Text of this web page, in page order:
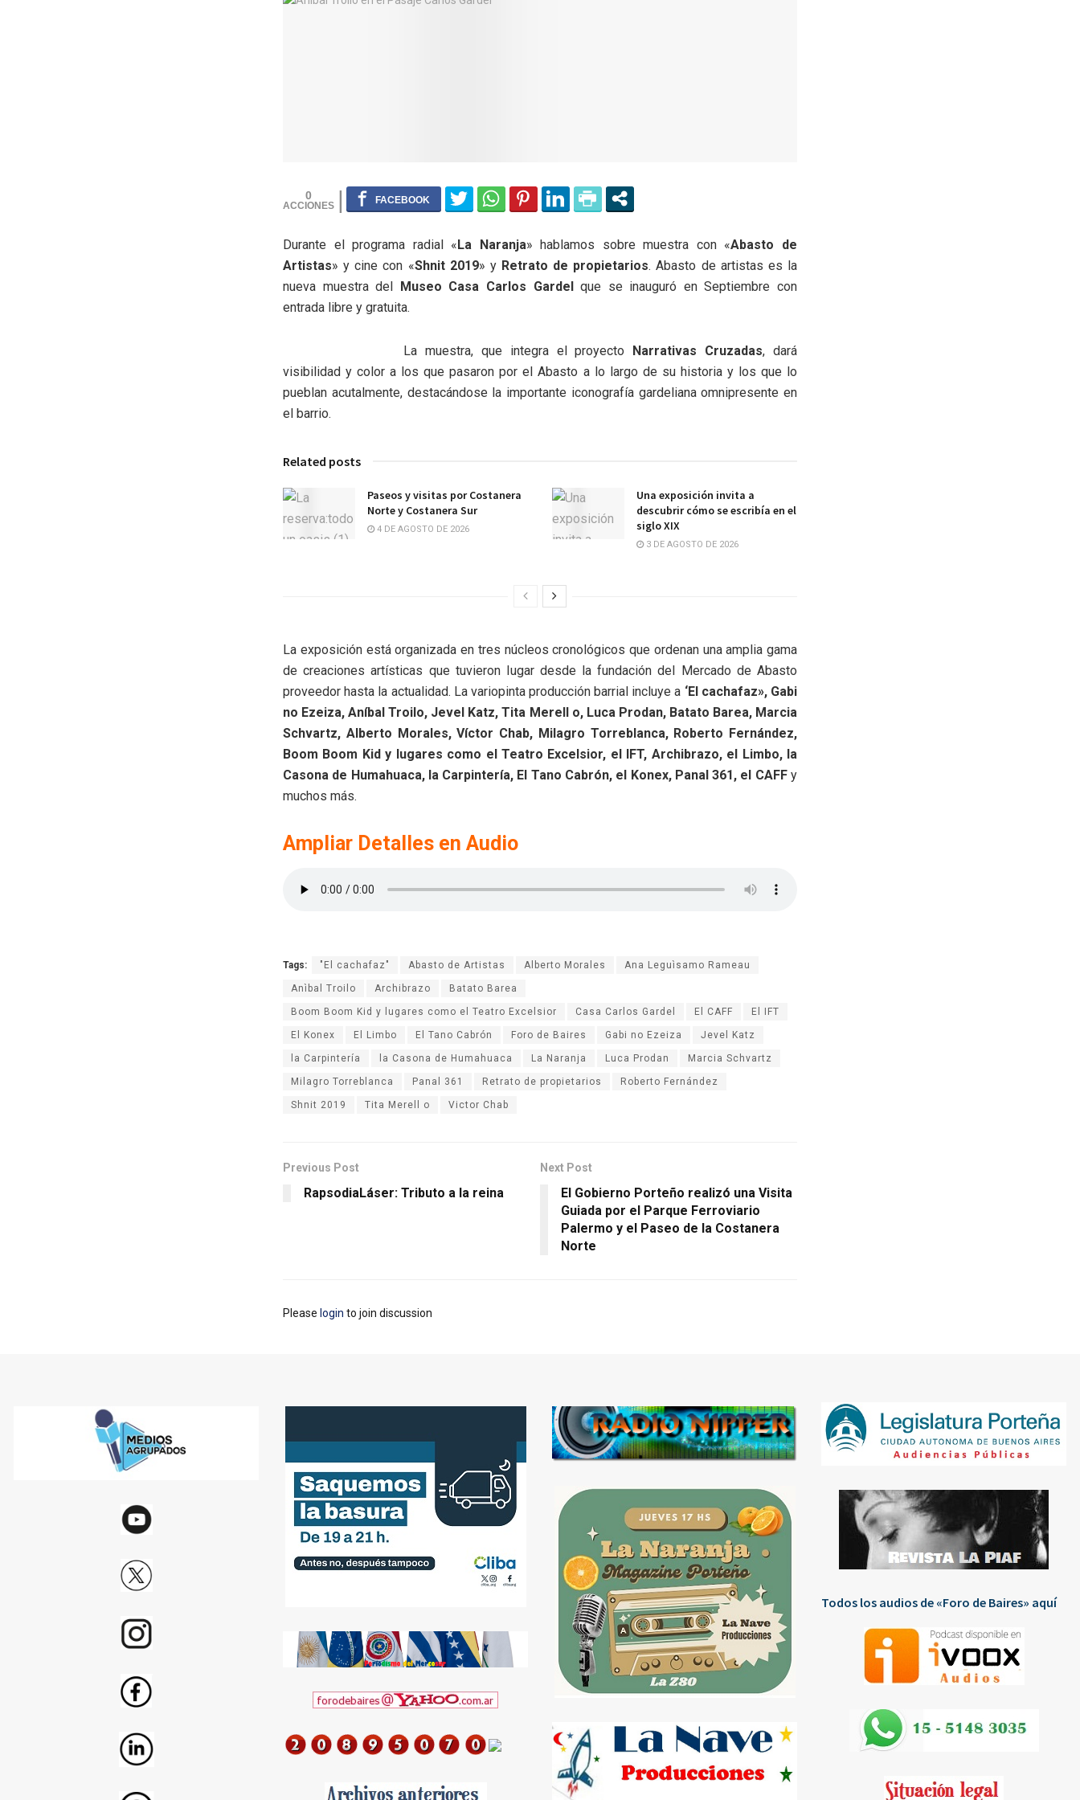
0
Durante el programa radial «La Naranja» hablamos sobre muestra con «Abasto de
Artistas» y cine con «Shnit 2019» y Retrato de propietarios. Abasto de artistas es la
nueva muestra del Museo Casa Carlos Gardelque se inauguró en Septiembre con
entrada libre y gratuita.
La muestra, que integra el proyecto Narrativas Cruzadas, dará
visibilidad y color a los que pasaron por el Abasto a lo largo de su historia y los que lo
pueblan acutalmente, destacándose la importante iconografía gardeliana omnipresente en
el barrio.
Related posts
Paseos y visitas por Costanera
Norte y Costanera Sur
4 DE AGOSTO DE 2026
Una exposición invita a
descubrir cómo se escribía en el
siglo XIX
3 DE AGOSTO DE 2026
La exposición está organizada en tres núcleos cronológicos que ordenan una amplia gama
de creaciones artísticas que tuvieron Iugar desde la fundación del Mercado de Abasto
proveedor hasta la actualidad. La variopinta producción barrial incluye a ‘El cachafaz», Gabi
no Ezeiza, Aníbal Troilo, Jevel Katz, Tita Merell o, Luca Prodan, Batato Barea, Marcia
Schvartz, Alberto Morales, Víctor Chab, Milagro Torreblanca, Roberto Fernández,
Boom Boom Kid y lugares como el Teatro Excelsior, el IFT, Archibrazo, el Limbo, la
Casona de Humahuaca, la Carpintería, El Tano Cabrón, el Konex, Panal 361, el CAFFy
muchos más.
Ampliar Detalles en Audio
Tags: "El cachafaz" Abasto de Artistas Alberto Morales Ana Leguìsamo Rameau
Anìbal Troilo Archibrazo Batato Barea
Boom Boom Kid y lugares como el Teatro Excelsior Casa Carlos Gardel El CAFF El IFT
El Konex El Limbo El Tano Cabrón Foro de Baires Gabi no Ezeiza Jevel Katz
la Carpintería la Casona de Humahuaca La Naranja Luca Prodan Marcia Schvartz
Milagro Torreblanca Panal 361 Retrato de propietarios Roberto Fernández
Shnit 2019 Tita Merell o Victor Chab
Previous Post
RapsodiaLáser: Tributo a la reina
Next Post
El Gobierno Porteño realizó una Visita
Guiada por el Parque Ferroviario
Palermo y el Paseo de la Costanera
Norte
Please login to join discussion
Todos los audios de «Foro de Baires» aquí